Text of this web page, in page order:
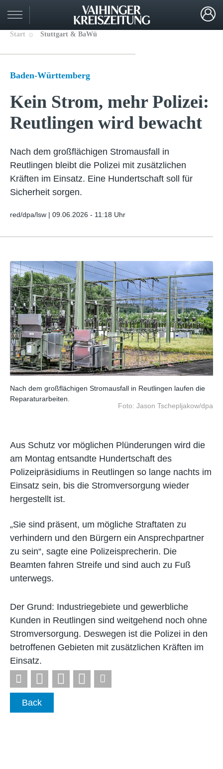
Start Stuttgart & BaWü
Baden-Württemberg
Kein Strom, mehr Polizei:
Reutlingen wird bewacht
Nach dem großflächigen Stromausfall in
Reutlingen bleibt die Polizei mit zusätzlichen
Kräften im Einsatz. Eine Hundertschaft soll für
Sicherheit sorgen.
red/dpa/lsw | 09.06.2026 - 11:18 Uhr
Nach dem großflächigen Stromausfall in Reutlingen laufen die
Reparaturarbeiten.
Foto: Jason Tschepljakow/dpa
Aus Schutz vor möglichen Plünderungen wird die
am Montag entsandte Hundertschaft des
Polizeipräsidiums in Reutlingen so lange nachts im
Einsatz sein, bis die Stromversorgung wieder
hergestellt ist.
„Sie sind präsent, um mögliche Straftaten zu
verhindern und den Bürgern ein Ansprechpartner
zu sein“, sagte eine Polizeisprecherin. Die
Beamten fahren Streife und sind auch zu Fuß
unterwegs.
Der Grund: Industriegebiete und gewerbliche
Kunden in Reutlingen sind weitgehend noch ohne
Stromversorgung. Deswegen ist die Polizei in den
betroffenen Gebieten mit zusätzlichen Kräften im
Einsatz.
Back